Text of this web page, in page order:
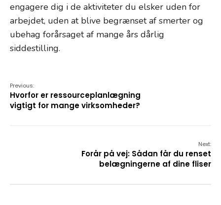
engagere dig i de aktiviteter du elsker uden for
arbejdet, uden at blive begrænset af smerter og
ubehag forårsaget af mange års dårlig
siddestilling.
Previous:
Hvorfor er ressourceplanlægning
vigtigt for mange virksomheder?
Next:
Forår på vej: Sådan får du renset
belægningerne af dine fliser